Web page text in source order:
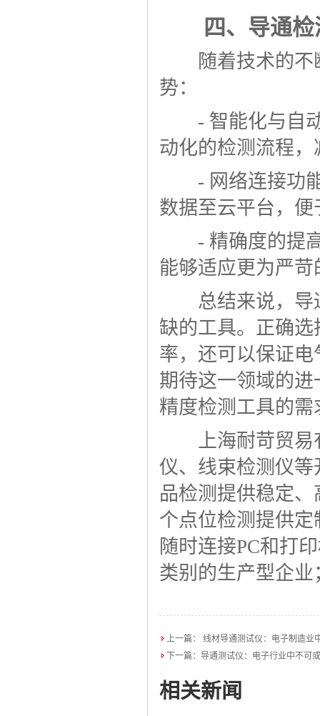
四、导通检
随着技术的不
势：
- 智能化与自动
动化的检测流程
- 网络连接功能
数据至云平台，
- 精确度的提高
能够适应更为严
总结来说，导通
缺的工具。正确
率，还可以保证
期待这一领域的
精度检测工具的需
上海耐苛贸易有
仪、线束检测仪
品检测提供稳定
个点位检测提供
随时连接PC和打
类别的生产型企
上一篇： 线材导通测试仪：电子制造业
下一篇： 导通测试仪：电子行业中不可
相关新闻